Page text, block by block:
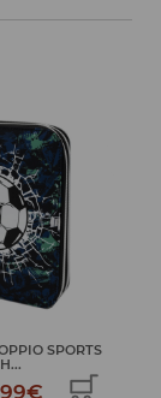
ZAINO DOPPIO